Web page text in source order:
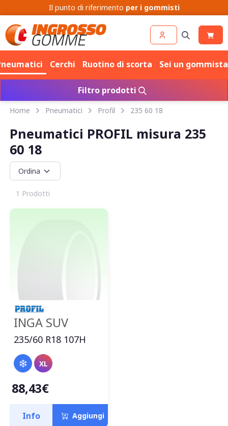
Cerchi Pneumatici
Cerchi Ruotino di scorta Sei un
Filtro prodotti
Home Pneumatici Profil 235 60 18
Pneumatici PROFIL misura 235
60 18
1 Prodotti
INGA SUV
235/60 R18 107H
XL
88,43€
Info Aggiungi